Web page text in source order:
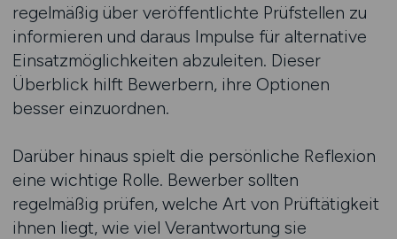
regelmäßig über veröffentlichte Prüfstellen zu
informieren und daraus Impulse für alternative
Einsatzmöglichkeiten abzuleiten. Dieser
Überblick hilft Bewerbern, ihre Optionen
besser einzuordnen.
Darüber hinaus spielt die persönliche Reflexion
eine wichtige Rolle. Bewerber sollten
regelmäßig prüfen, welche Art von Prüftätigkeit
ihnen liegt, wie viel Verantwortung sie